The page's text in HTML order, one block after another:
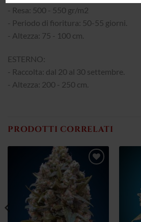
- Resa: 500 - 550 gr/m2
- Periodo di fioritura: 50-55 giorni.
- Altezza: 75 - 100 cm.
ESTERNO:
- Raccolta: dal 20 al 30 settembre.
- Altezza: 200 - 250 cm.
PRODOTTI CORRELATI
Aggiungi
alla lista
dei
desideri